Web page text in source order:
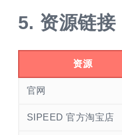
5. 资源链接
资源
官网
SIPEED 官方淘宝店